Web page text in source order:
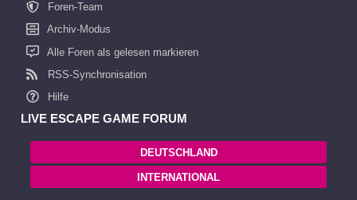
Foren-Team
Archiv-Modus
Alle Foren als gelesen markieren
RSS-Synchronisation
Hilfe
LIVE ESCAPE GAME FORUM
DEUTSCHLAND
INTERNATIONAL